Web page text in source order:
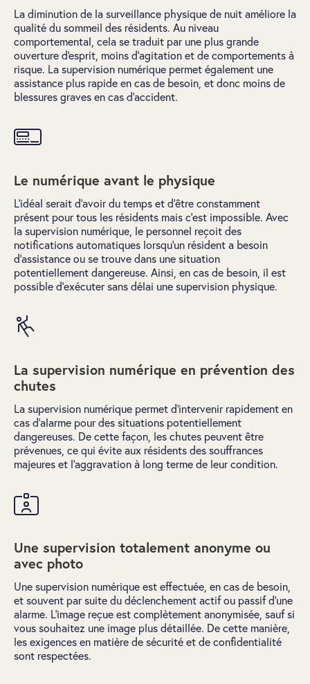
La diminution de la surveillance physique de nuit améliore la
qualité du sommeil des résidents. Au niveau
comportemental, cela se traduit par une plus grande
ouverture d'esprit, moins d'agitation et de comportements à
risque. La supervision numérique permet également une
assistance plus rapide en cas de besoin, et donc moins de
blessures graves en cas d'accident.
Le numérique avant le physique
L’idéal serait d’avoir du temps et d’être constamment
présent pour tous les résidents mais c’est impossible. Avec
la supervision numérique, le personnel reçoit des
notifications automatiques lorsqu’un résident a besoin
d’assistance ou se trouve dans une situation
potentiellement dangereuse. Ainsi, en cas de besoin, il est
possible d’exécuter sans délai une supervision physique.
La supervision numérique en prévention des
chutes
La supervision numérique permet d'intervenir rapidement en
cas d'alarme pour des situations potentiellement
dangereuses. De cette façon, les chutes peuvent être
prévenues, ce qui évite aux résidents des souffrances
majeures et l’aggravation à long terme de leur condition.
Une supervision totalement anonyme ou
avec photo
Une supervision numérique est effectuée, en cas de besoin,
et souvent par suite du déclenchement actif ou passif d'une
alarme. L'image reçue est complètement anonymisée, sauf si
vous souhaitez une image plus détaillée. De cette manière,
les exigences en matière de sécurité et de confidentialité
sont respectées.